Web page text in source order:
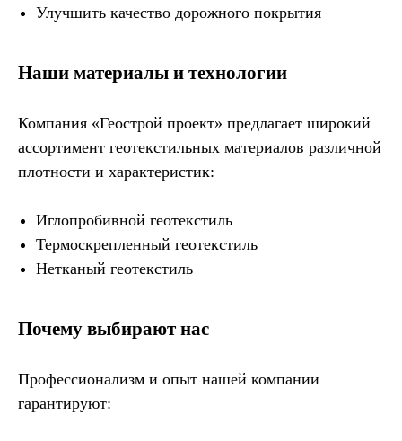
Улучшить качество дорожного покрытия
Наши материалы и технологии
Компания «Геострой проект» предлагает широкий
ассортимент геотекстильных материалов различной
плотности и характеристик:
Иглопробивной геотекстиль
Термоскрепленный геотекстиль
Нетканый геотекстиль
Почему выбирают нас
Профессионализм и опыт нашей компании
гарантируют: